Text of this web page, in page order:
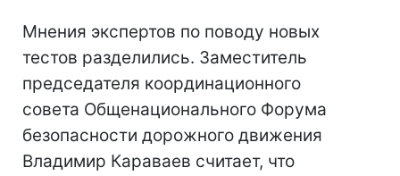
Мнения экспертов по поводу новых
тестов разделились. Заместитель
председателя координационного
совета Общенационального Форума
безопасности дорожного движения
Владимир Караваев считает, что